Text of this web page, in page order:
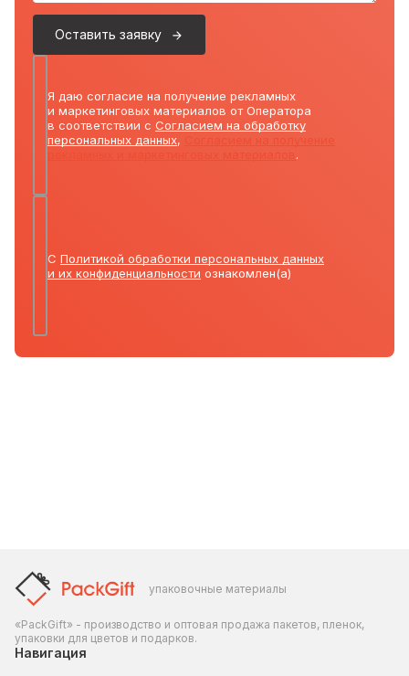
Оставить заявку
Я даю согласие на получение рекламных
и маркетинговых материалов от Оператора
в соответствии с Согласием на обработку
персональных данных,
.
С Политикой обработки персональных данных
и их конфиденциальности ознакомлен(а)
упаковочные материалы
«PackGift» - производство и оптовая продажа пакетов, пленок,
упаковки для цветов и подарков.
Навигация